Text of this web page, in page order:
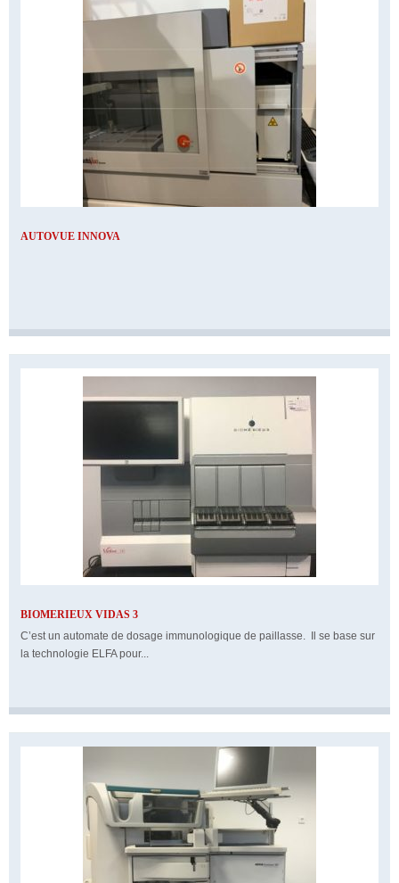
AUTOVUE INNOVA
BIOMERIEUX VIDAS 3
C’est un automate de dosage immunologique de paillasse. Il se base sur
la technologie ELFA pour...